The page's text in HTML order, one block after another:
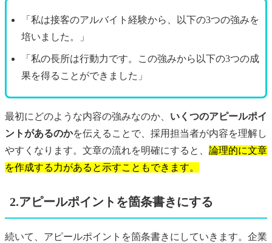
「私は接客のアルバイト経験から、以下の3つの強みを
培いました。」
「私の長所は行動力です。この強みから以下の3つの成
果を得ることができました」
最初にどのような内容の強みなのか、 いくつのアピールポイ
ントがあるのかを伝えることで、採用担当者が内容を理解し
やすくなります。文章の流れを明確にすると、 論理的に文章
を作成する力があると示すこともできます。
2.アピールポイントを箇条書きにする
続いて、アピールポイントを箇条書きにしていきます。企業